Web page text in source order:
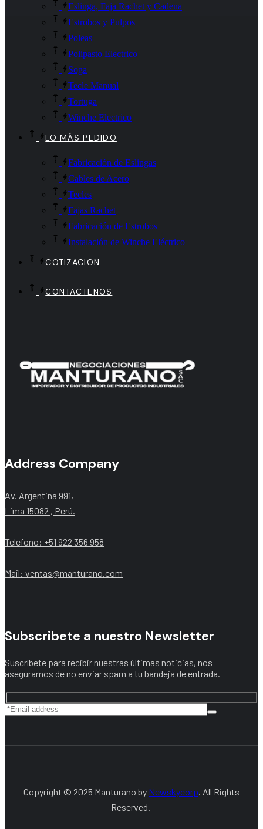
Eslinga, Faja Rachet y Cadena
Estrobos y Pulpos
Poleas
Polipasto Electrico
Soga
Tecle Manual
Tortuga
Winche Electrico
LO MÁS PEDIDO
Fabricación de Eslingas
Cables de Acero
Tecles
Fajas Rachet
Fabricación de Estrobos
Instalación de Winche Eléctrico
COTIZACION
CONTACTENOS
Address Company
Av. Argentina 991,
Lima 15082 , Perú.
Telefono: +51 922 356 958
Mail: ventas@manturano.com
Subscribete a nuestro Newsletter
Suscríbete para recibir nuestras últimas noticias, nos
aseguramos de no enviar spam a tu bandeja de entrada.
Copyright © 2025 Manturano by Newskycorp. All Rights
Reserved.